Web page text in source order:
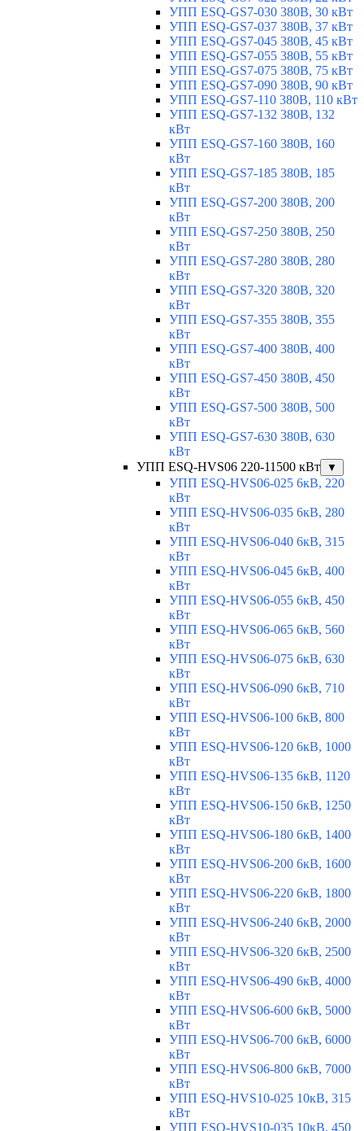
УПП ESQ-GS7-030 380В, 30 кВт
УПП ESQ-GS7-037 380В, 37 кВт
УПП ESQ-GS7-045 380В, 45 кВт
УПП ESQ-GS7-055 380В, 55 кВт
УПП ESQ-GS7-075 380В, 75 кВт
УПП ESQ-GS7-090 380В, 90 кВт
УПП ESQ-GS7-110 380В, 110 кВт
УПП ESQ-GS7-132 380В, 132
кВт
УПП ESQ-GS7-160 380В, 160
кВт
УПП ESQ-GS7-185 380В, 185
кВт
УПП ESQ-GS7-200 380В, 200
кВт
УПП ESQ-GS7-250 380В, 250
кВт
УПП ESQ-GS7-280 380В, 280
кВт
УПП ESQ-GS7-320 380В, 320
кВт
УПП ESQ-GS7-355 380В, 355
кВт
УПП ESQ-GS7-400 380В, 400
кВт
УПП ESQ-GS7-450 380В, 450
кВт
УПП ESQ-GS7-500 380В, 500
кВт
УПП ESQ-GS7-630 380В, 630
кВт
УПП ESQ-HVS06 220-11500 кВт
▼
УПП ESQ-HVS06-025 6кВ, 220
кВт
УПП ESQ-HVS06-035 6кВ, 280
кВт
УПП ESQ-HVS06-040 6кВ, 315
кВт
УПП ESQ-HVS06-045 6кВ, 400
кВт
УПП ESQ-HVS06-055 6кВ, 450
кВт
УПП ESQ-HVS06-065 6кВ, 560
кВт
УПП ESQ-HVS06-075 6кВ, 630
кВт
УПП ESQ-HVS06-090 6кВ, 710
кВт
УПП ESQ-HVS06-100 6кВ, 800
кВт
УПП ESQ-HVS06-120 6кВ, 1000
кВт
УПП ESQ-HVS06-135 6кВ, 1120
кВт
УПП ESQ-HVS06-150 6кВ, 1250
кВт
УПП ESQ-HVS06-180 6кВ, 1400
кВт
УПП ESQ-HVS06-200 6кВ, 1600
кВт
УПП ESQ-HVS06-220 6кВ, 1800
кВт
УПП ESQ-HVS06-240 6кВ, 2000
кВт
УПП ESQ-HVS06-320 6кВ, 2500
кВт
УПП ESQ-HVS06-490 6кВ, 4000
кВт
УПП ESQ-HVS06-600 6кВ, 5000
кВт
УПП ESQ-HVS06-700 6кВ, 6000
кВт
УПП ESQ-HVS06-800 6кВ, 7000
кВт
УПП ESQ-HVS10-025 10кВ, 315
кВт
УПП ESQ-HVS10-035 10кВ, 450